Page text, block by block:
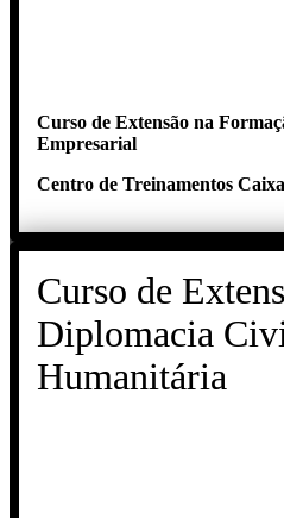
Curso de Extensão na
Empresarial
Centro de Treinamentos
Curso de
Diplomacia
Humanitária